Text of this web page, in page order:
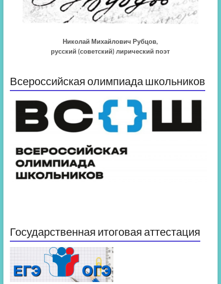
Николай Михайлович Рубцов,
русский (советский) лирический поэт
Всероссийская олимпиада школьников
Государственная итоговая аттестация